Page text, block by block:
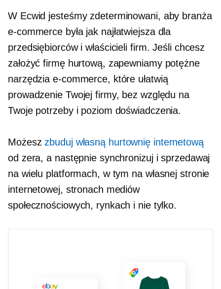
W Ecwid jesteśmy zdeterminowani, aby branża
e-commerce była jak najłatwiejsza dla
przedsiębiorców i właścicieli firm. Jeśli chcesz
założyć firmę hurtową, zapewniamy potężne
narzędzia e-commerce, które ułatwią
prowadzenie Twojej firmy, bez względu na
Twoje potrzeby i poziom doświadczenia.
Możesz zbuduj własną hurtownię internetową
od zera, a następnie synchronizuj i sprzedawaj
na wielu platformach, w tym na własnej stronie
internetowej, stronach mediów
społecznościowych, rynkach i nie tylko.